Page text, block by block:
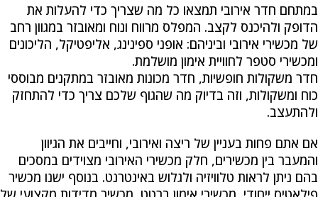
במתחם חדר אירובי תמצאו כל מה שצריך כדי להעלות את
הדופק ולהיכנס לקצב. המפלס מרווח ונוח ומאובזר במגוון רחב
של מכשירי אירובי וביניהם: אופני ספינינג, אליפטיקל, הליכונים
ומכשירי סטפר לחוויית אימון מושלמת.
חדר משקולות חופשיות, חדר מכונות מאובזר במתקנים מבוססי
כוח ומשקולות, וזה בדיוק מה שהגוף שלכם צריך כדי להתחזק
ולהתעצב.
אם אתם פחות בעניין של ריצה ואירובי, וחייבים את הגיוון
והמעבר בין מכשירים, חלק מכשירי האירובי מצוידים במסכים
בהם ניתן לראות טלוויזיה ולגלוש באינטרנט. בנוסף ישנו מכשיר